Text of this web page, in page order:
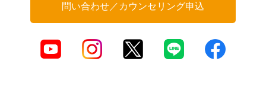
問い合わせ／カウンセリング申込